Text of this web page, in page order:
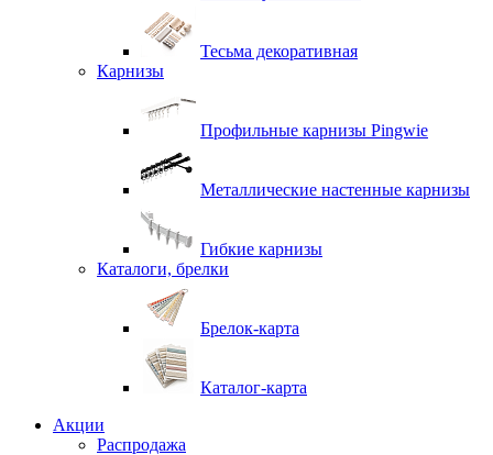
Тесьма декоративная
Карнизы
Профильные карнизы Pingwie
Металлические настенные карнизы
Гибкие карнизы
Каталоги, брелки
Брелок-карта
Каталог-карта
Акции
Распродажа